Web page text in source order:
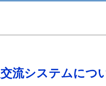
流システムにつ